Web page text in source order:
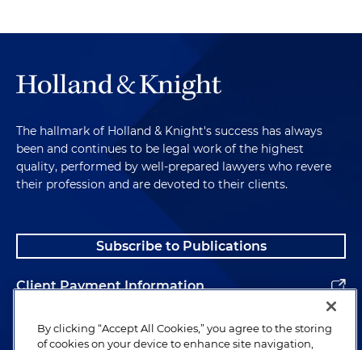
The hallmark of Holland & Knight's success has always
been and continues to be legal work of the highest
quality, performed by well-prepared lawyers who revere
their profession and are devoted to their clients.
Subscribe to Publications
Client Payment Information
Alumni
By clicking “Accept All Cookies,” you agree to the storing
of cookies on your device to enhance site navigation,